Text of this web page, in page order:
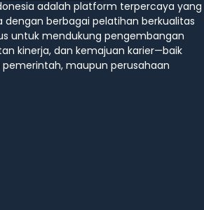
adalah platform terpercaya yang
dengan berbagai pelatihan berkualitas
untuk mendukung pengembangan
kinerja, dan kemajuan karier—baik
pemerintah, maupun perusahaan